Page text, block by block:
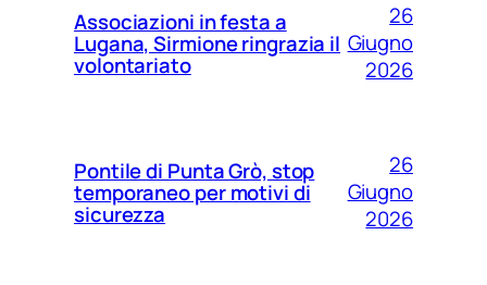
Associazioni in festa a
Lugana, Sirmione ringrazia il
volontariato
26
Giugno
2026
Pontile di Punta Grò, stop
temporaneo per motivi di
sicurezza
26
Giugno
2026